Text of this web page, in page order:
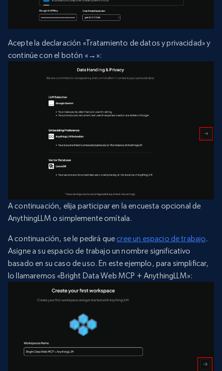
Acepte la declaración «Tratamiento de datos y privacidad» y
continúe con el botón «→»:
A continuación, elija participar en la encuesta opcional de
AnythingLLM o simplemente omítala.
A continuación, se le pedirá quecree un espacio de trabajo.
Asigne a su espacio de trabajo un nombre significativo
basado en su caso de uso. En este ejemplo, para simplificar,
lo llamaremos «Bright Data Web MCP + AnythingLLM»: